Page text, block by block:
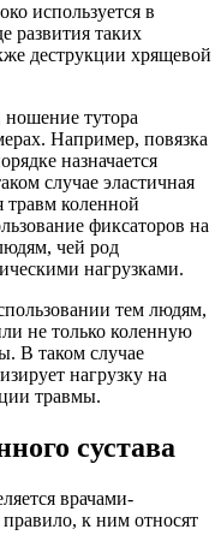
используется в
развития таких
деструкции хрящевой
тутора
Например, повязка
назначается
случае эластичная
травм коленной
фиксаторов на
чей род
нагрузками.
тем людям,
не только коленную
В таком случае
нагрузку на
травмы.
сустава
врачами-
к ним относят